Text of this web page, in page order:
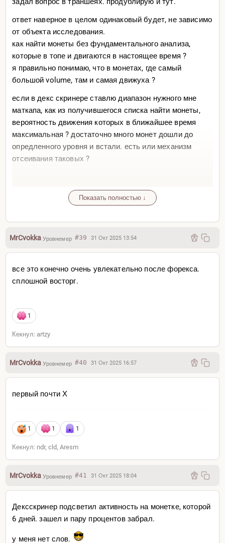
ответ наверное в целом одинаковый будет, не зависимо
от объекта исследования.
как найти монеты без фундаментального анализа,
которые в топе и двигаются в настоящее время ?
я правильно понимаю, что в монетах, где самый
большой volume, там и самая движуха ?
если в декс скринере ставлю диапазон нужного мне
маткапа, как из получившегося списка найти монеты,
вероятность движения которых в ближайшее время
максимальная ? достаточно много монет дошли до
опредленного уровня и встали. есть или механизм
отсеивания таковых ?
Показать полностью ↓
MrCvokkaУровнемер #39 31 Окт 2025 13:54
все это конечно очень увлекательно после форекса.
сплошной восторг.
1
Кекнул: artzy
MrCvokkaУровнемер #40 31 Окт 2025 16:57
первый почти Х
1 1 1
Кекнул: ndr, cld, Aresm
MrCvokkaУровнемер #41 31 Окт 2025 18:04
Дексскринер подсветил активность на монетке, которой
6 дней. зашел и пару процентов забрал.
у меня нет слов.